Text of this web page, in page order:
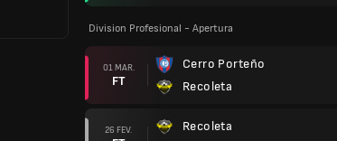
Division Profesional - Apertura
01 MAR.
FT
Cerro Porteño
Recoleta
26 FEV.
Recoleta